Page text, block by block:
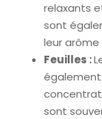
relaxants
sont
leur arôme
Feuilles :
également
sont